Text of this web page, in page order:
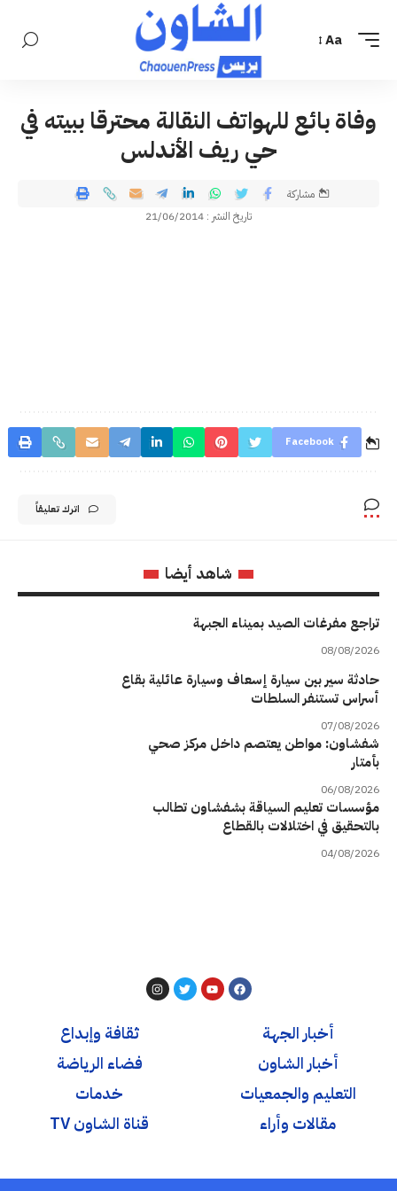
Aa
وفاة بائع للهواتف النقالة محترقا ببيته في
حي ريف الأندلس
تاريخ النشر : 21/06/2014
مشاركة
Facebook
اترك تعليقاً
شاهد أيضا
تراجع مفرغات الصيد بميناء الجبهة
08/08/2026
حادثة سير بين سيارة إسعاف وسيارة عائلية بقاع
أسراس تستنفر السلطات
07/08/2026
شفشاون: مواطن يعتصم داخل مركز صحي
بأمتار
06/08/2026
مؤسسات تعليم السياقة بشفشاون تطالب
بالتحقيق في اختلالات بالقطاع
04/08/2026
أخبار الجهة
أخبار الشاون
التعليم والجمعيات
مقالات وأراء
ثقافة وإبداع
فضاء الرياضة
خدمات
قناة الشاون TV